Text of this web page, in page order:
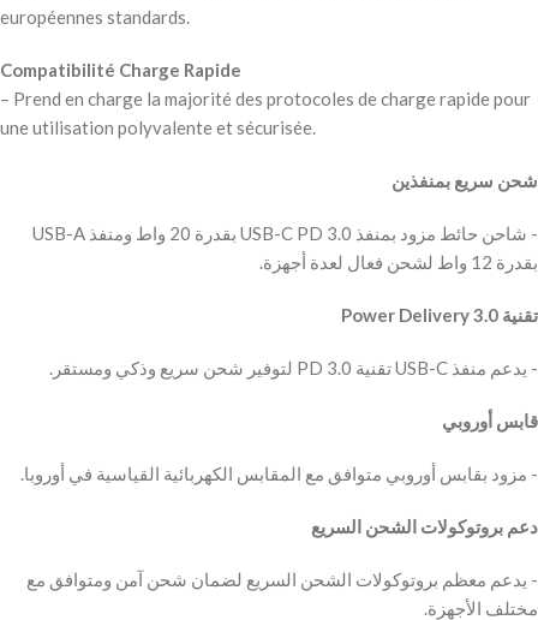
européennes standards.
Compatibilité Charge Rapide
– Prend en charge la majorité des protocoles de charge rapide pour
une utilisation polyvalente et sécurisée.
شحن سريع بمنفذين
‫- شاحن حائط مزود بمنفذ USB-C PD 3.0 بقدرة 20 واط ومنفذ USB-A
بقدرة 12 واط لشحن فعال لعدة أجهزة.
‫تقنية Power Delivery 3.0
‫- يدعم منفذ USB-C تقنية PD 3.0 لتوفير شحن سريع وذكي ومستقر.
قابس أوروبي
‫- مزود بقابس أوروبي متوافق مع المقابس الكهربائية القياسية في أوروبا.
دعم بروتوكولات الشحن السريع
‫- يدعم معظم بروتوكولات الشحن السريع لضمان شحن آمن ومتوافق مع
مختلف الأجهزة.